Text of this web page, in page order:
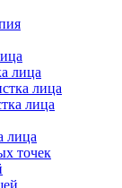
лица
лица
лица
лица
точек